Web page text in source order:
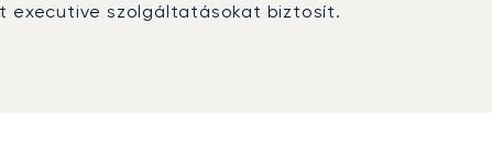
executive szolgáltatásokat biztosít.